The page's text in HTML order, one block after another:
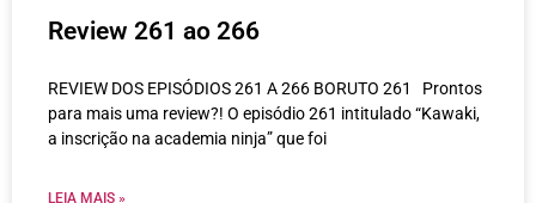
Review 261 ao 266
REVIEW DOS EPISÓDIOS 261 A 266 BORUTO 261 Prontos
para mais uma review?! O episódio 261 intitulado “Kawaki,
a inscrição na academia ninja” que foi
LEIA MAIS »